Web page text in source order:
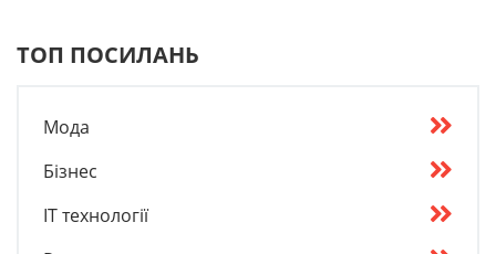
ТОП ПОСИЛАНЬ
Мода
Бізнес
IT технології